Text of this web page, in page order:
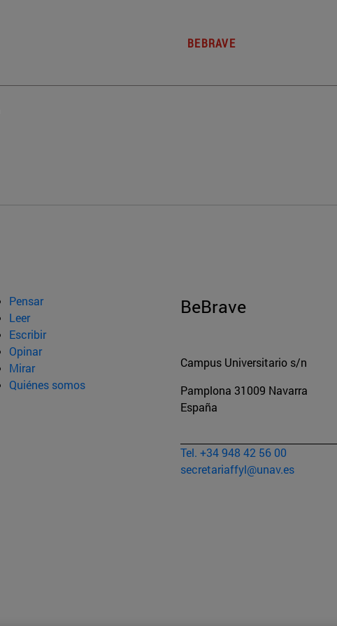
BEBRAVE
Pensar
Leer
Escribir
Opinar
Mirar
Quiénes somos
BeBrave
Campus Universitario s/n
Pamplona 31009 Navarra
España
Tel. +34 948 42 56 00
secretariaffyl@unav.es